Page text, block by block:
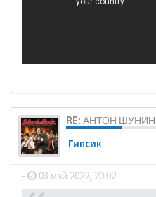
RE: АНТОН ШУНИН
Гипсик
- 03 май 2022, 20:02